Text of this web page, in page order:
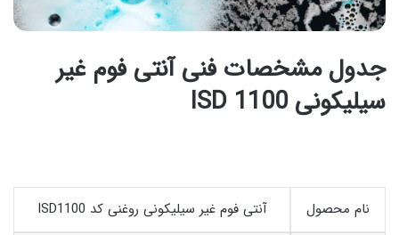
جدول مشخصات فنی آنتی فوم غیر
سیلیکونی ISD 1100
نام محصول آنتی فوم غیر سیلیکونی روغنی کد ISD1100